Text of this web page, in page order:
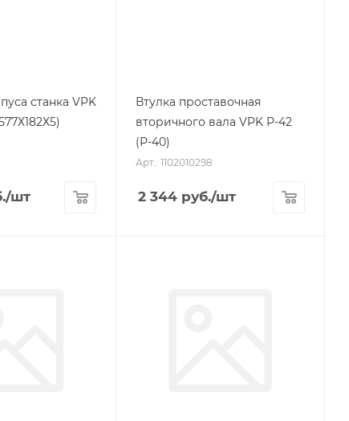
станка VPK
/шт
Втулка проставочная
вторичного вала VPK Р-42
(Р-40)
Арт.: 1102010298
2 344 руб./шт